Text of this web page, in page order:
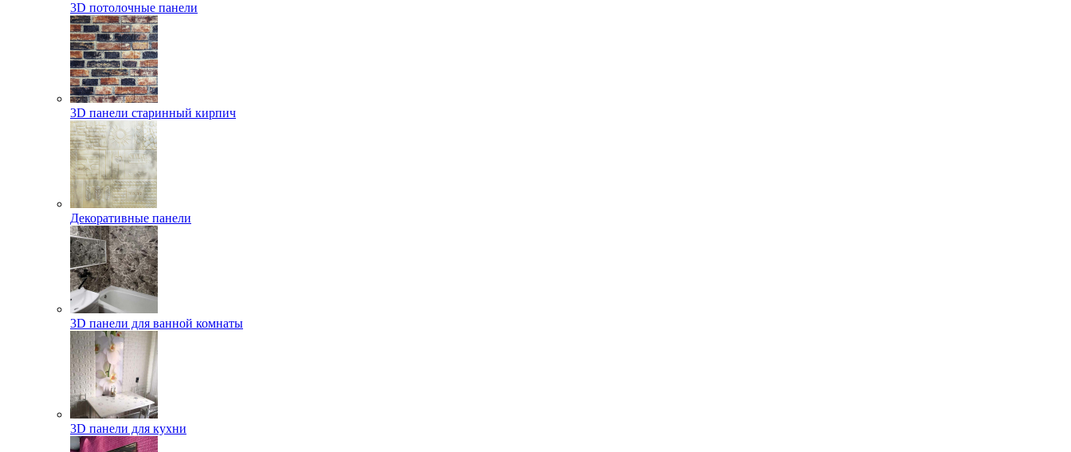
3D потолочные панели
3D панели старинный кирпич
Декоративные панели
3D панели для ванной комнаты
3D панели для кухни